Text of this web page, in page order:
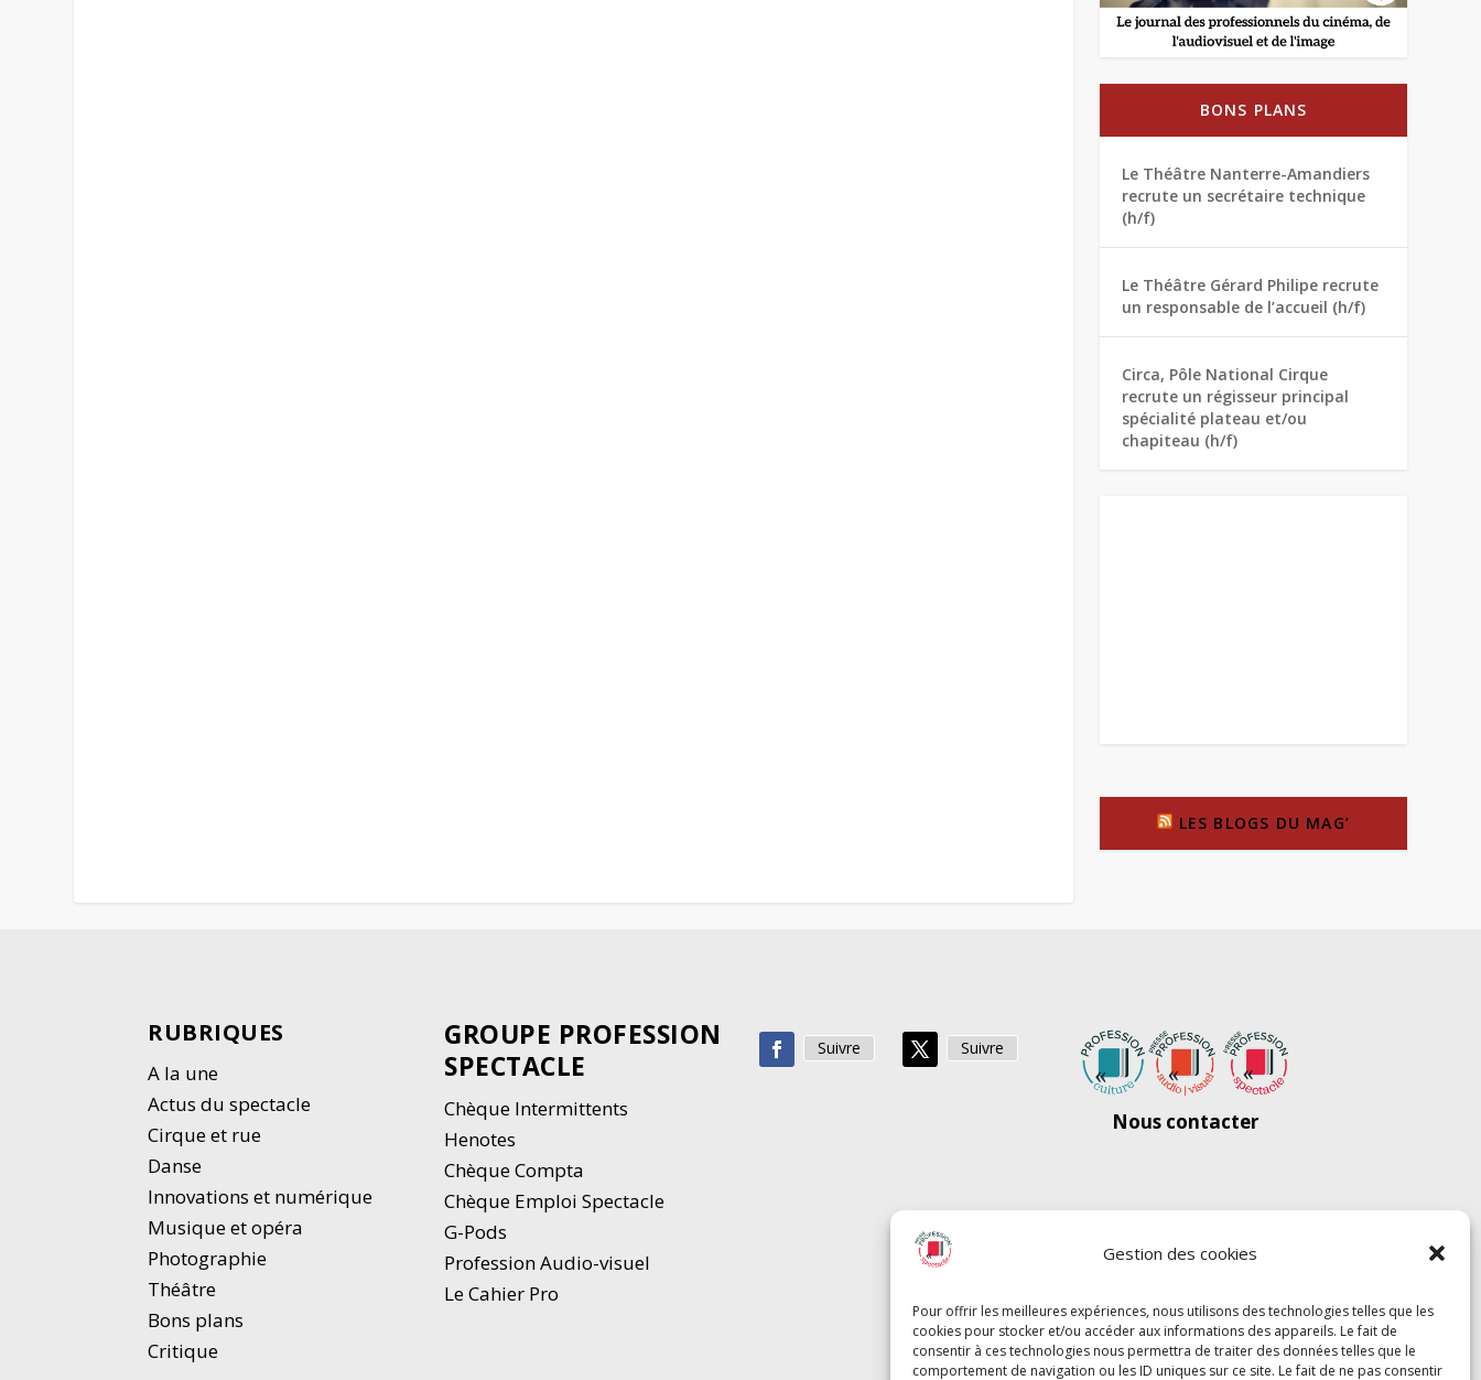
Gestion des cookies
Pour offrir les meilleures expériences, nous utilisons des technologies telles que les
cookies pour stocker et/ou accéder aux informations des appareils. Le fait de
consentir à ces technologies nous permettra de traiter des données telles que le
comportement de navigation ou les ID uniques sur ce site. Le fait de ne pas consentir
BONS PLANS
Le Théâtre Nanterre-Amandiers
recrute un secrétaire technique
(h/f)
Le Théâtre Gérard Philipe recrute
un responsable de l’accueil (h/f)
Circa, Pôle National Cirque
recrute un régisseur principal
spécialité plateau et/ou
chapiteau (h/f)
LES BLOGS DU MAG’
RUBRIQUES
A la une
Actus du spectacle
Cirque et rue
Danse
Innovations et numérique
Musique et opéra
Photographie
Théâtre
Bons plans
Critique
GROUPE PROFESSION
SPECTACLE
Chèque Intermittents
Henotes
Chèque Compta
Chèque Emploi Spectacle
G-Pods
Profession Audio-visuel
Le Cahier Pro
Suivre Suivre
Nous contacter